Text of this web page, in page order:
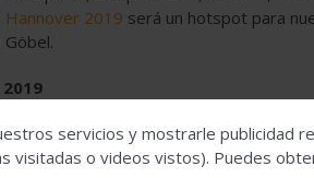
Hannover 2019 será un hotspot para
IoT, se presentará en la EMO
IoT en la producción. Está reservado
servicios y mostrarle publicidad
visitadas o videos vistos). Puedes